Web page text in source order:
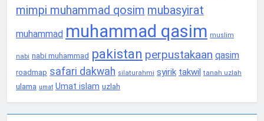
mimpi muhammad qosim mubasyirat
muhammad muhammad qasim muslim
nabi nabi muhammad pakistan perpustakaan qasim
roadmap safari dakwah silaturahmi syirik takwil tanah uzlah
ulama umat Umat islam uzlah